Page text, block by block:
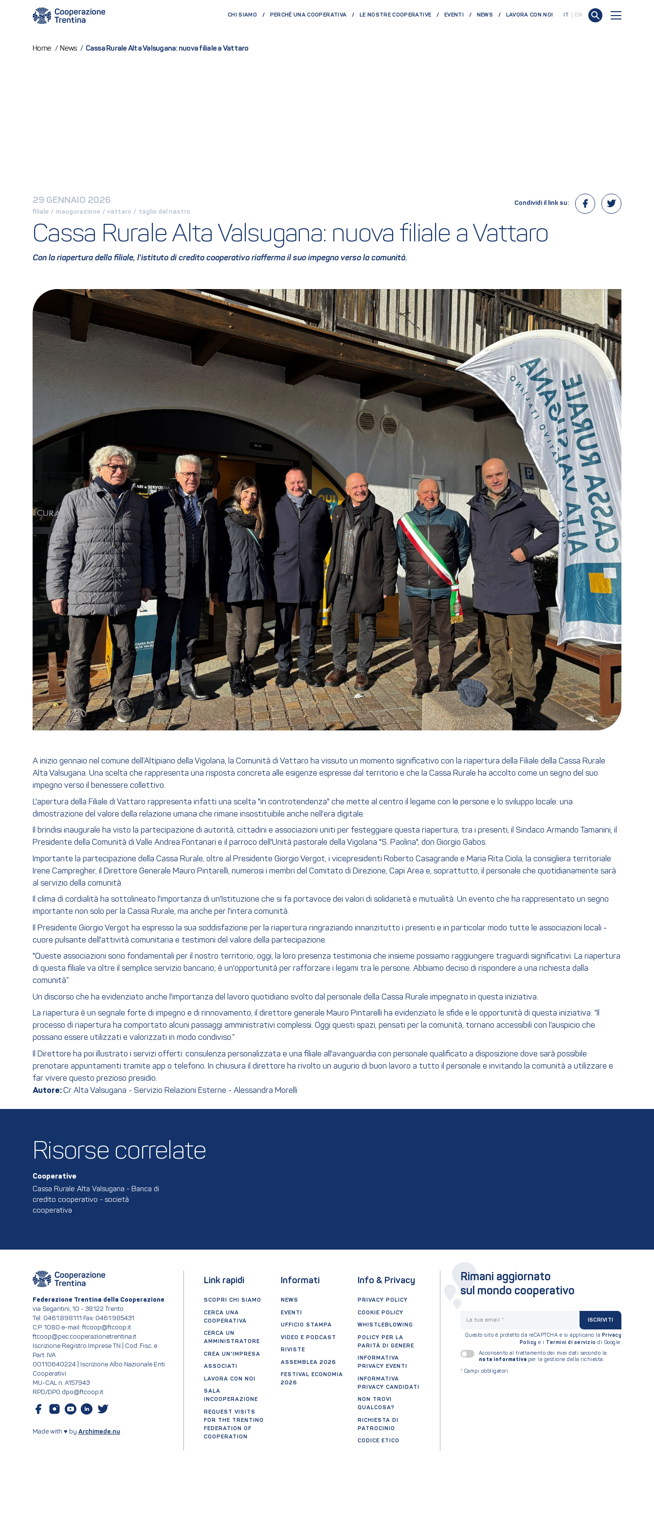
CHI SIAMO PERCHÈ UNA COOPERATIVA LE NOSTRE COOPERATIVE EVENTI NEWS LAVORA CON NOI IT EN
Home / News / Cassa Rurale Alta Valsugana: nuova filiale a Vattaro
29 GENNAIO 2026
filiale / inaugurazione / vattaro / taglio del nastro
Condividi il link su:
Cassa Rurale Alta Valsugana: nuova filiale a Vattaro
Con la riapertura della filiale, l'istituto di credito cooperativo riafferma il suo impegno verso la comunità.
A inizio gennaio nel comune dell’Altipiano della Vigolana, la Comunità di Vattaro ha vissuto un momento significativo con la riapertura della Filiale della Cassa Rurale
Alta Valsugana. Una scelta che rappresenta una risposta concreta alle esigenze espresse dal territorio e che la Cassa Rurale ha accolto come un segno del suo
impegno verso il benessere collettivo.
L'apertura della Filiale di Vattaro rappresenta infatti una scelta "in controtendenza" che mette al centro il legame con le persone e lo sviluppo locale: una
dimostrazione del valore della relazione umana che rimane insostituibile anche nell'era digitale.
Il brindisi inaugurale ha visto la partecipazione di autorità, cittadini e associazioni uniti per festeggiare questa riapertura, tra i presenti, il Sindaco Armando Tamanini, il
Presidente della Comunità di Valle Andrea Fontanari e il parroco dell'Unità pastorale della Vigolana "S. Paolina", don Giorgio Gabos.
Importante la partecipazione della Cassa Rurale, oltre al Presidente Giorgio Vergot, i vicepresidenti Roberto Casagrande e Maria Rita Ciola, la consigliera territoriale
Irene Campregher, il Direttore Generale Mauro Pintarelli, numerosi i membri del Comitato di Direzione, Capi Area e, soprattutto, il personale che quotidianamente sarà
al servizio della comunità.
Il clima di cordialità ha sottolineato l'importanza di un'Istituzione che si fa portavoce dei valori di solidarietà e mutualità. Un evento che ha rappresentato un segno
importante non solo per la Cassa Rurale, ma anche per l'intera comunità.
Il Presidente Giorgio Vergot ha espresso la sua soddisfazione per la riapertura ringraziando innanzitutto i presenti e in particolar modo tutte le associazioni locali -
cuore pulsante dell'attività comunitaria e testimoni del valore della partecipazione.
"Queste associazioni sono fondamentali per il nostro territorio; oggi, la loro presenza testimonia che insieme possiamo raggiungere traguardi significativi. La riapertura
di questa filiale va oltre il semplice servizio bancario; è un'opportunità per rafforzare i legami tra le persone. Abbiamo deciso di rispondere a una richiesta dalla
comunità”.
Un discorso che ha evidenziato anche l'importanza del lavoro quotidiano svolto dal personale della Cassa Rurale impegnato in questa iniziativa.
La riapertura è un segnale forte di impegno e di rinnovamento, il direttore generale Mauro Pintarelli ha evidenziato le sfide e le opportunità di questa iniziativa: “Il
processo di riapertura ha comportato alcuni passaggi amministrativi complessi. Oggi questi spazi, pensati per la comunità, tornano accessibili con l’auspicio che
possano essere utilizzati e valorizzati in modo condiviso.”
Il Direttore ha poi illustrato i servizi offerti: consulenza personalizzata e una filiale all'avanguardia con personale qualificato a disposizione dove sarà possibile
prenotare appuntamenti tramite app o telefono. In chiusura il direttore ha rivolto un augurio di buon lavoro a tutto il personale e invitando la comunità a utilizzare e
far vivere questo prezioso presidio.
Autore:Cr Alta Valsugana - Servizio Relazioni Esterne - Alessandra Morelli
Risorse correlate
Cooperative
Cassa Rurale Alta Valsugana - Banca di
credito cooperativo - società
cooperativa
Federazione Trentina della Cooperazione
via Segantini, 10 - 38122 Trento
Tel: 0461.898111 Fax: 0461.985431
C.P. 1080 e-mail: ftcoop@ftcoop.it
ftcoop@pec.cooperazionetrentina.it
Iscrizione Registro Imprese TN | Cod. Fisc. e
Part. IVA
00110640224 | Iscrizione Albo Nazionale Enti
Cooperativi
MU-CAL n. A157943
RPD/DPO dpo@ftcoop.it
Made with ♥ by Archimede.nu
Link rapidi
SCOPRI CHI SIAMO
CERCA UNA
COOPERATIVA
CERCA UN
AMMINISTRATORE
CREA UN'IMPRESA
ASSOCIATI
LAVORA CON NOI
SALA
INCOOPERAZIONE
REQUEST VISITS
FOR THE TRENTINO
FEDERATION OF
COOPERATION
Informati
NEWS
EVENTI
UFFICIO STAMPA
VIDEO E PODCAST
RIVISTE
ASSEMBLEA 2026
FESTIVAL ECONOMIA
2026
Info & Privacy
PRIVACY POLICY
COOKIE POLICY
WHISTLEBLOWING
POLICY PER LA
PARITÀ DI GENERE
INFORMATIVA
PRIVACY EVENTI
INFORMATIVA
PRIVACY CANDIDATI
NON TROVI
QUALCOSA?
RICHIESTA DI
PATROCINIO
CODICE ETICO
Rimani aggiornato
sul mondo cooperativo
ISCRIVITI
Questo sito è protetto da reCAPTCHA e si applicano la Privacy
Policy e i Termini di servizio di Google.
Acconsento al trattamento dei miei dati secondo la
nota informativa per la gestione della richiesta.
* Campi obbligatori